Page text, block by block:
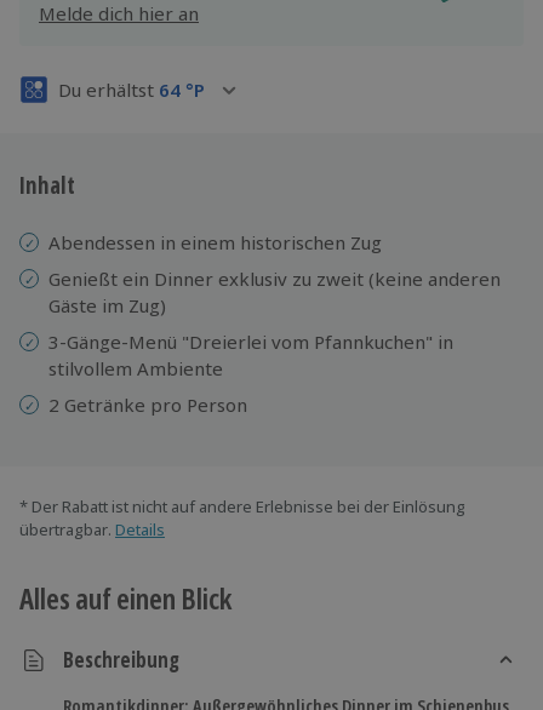
3 Jahre gültig & verlängerbar.
Melde dich hier an
Du erhältst 64 °P
Inhalt
Abendessen in einem historischen Zug
Genießt ein Dinner exklusiv zu zweit (keine anderen
Gäste im Zug)
3-Gänge-Menü "Dreierlei vom Pfannkuchen" in
stilvollem Ambiente
2 Getränke pro Person
* Der Rabatt ist nicht auf andere Erlebnisse bei der Einlösung
übertragbar. Details
Alles auf einen Blick
Beschreibung
Romantikdinner: Außergewöhnliches Dinner im Schienenbus